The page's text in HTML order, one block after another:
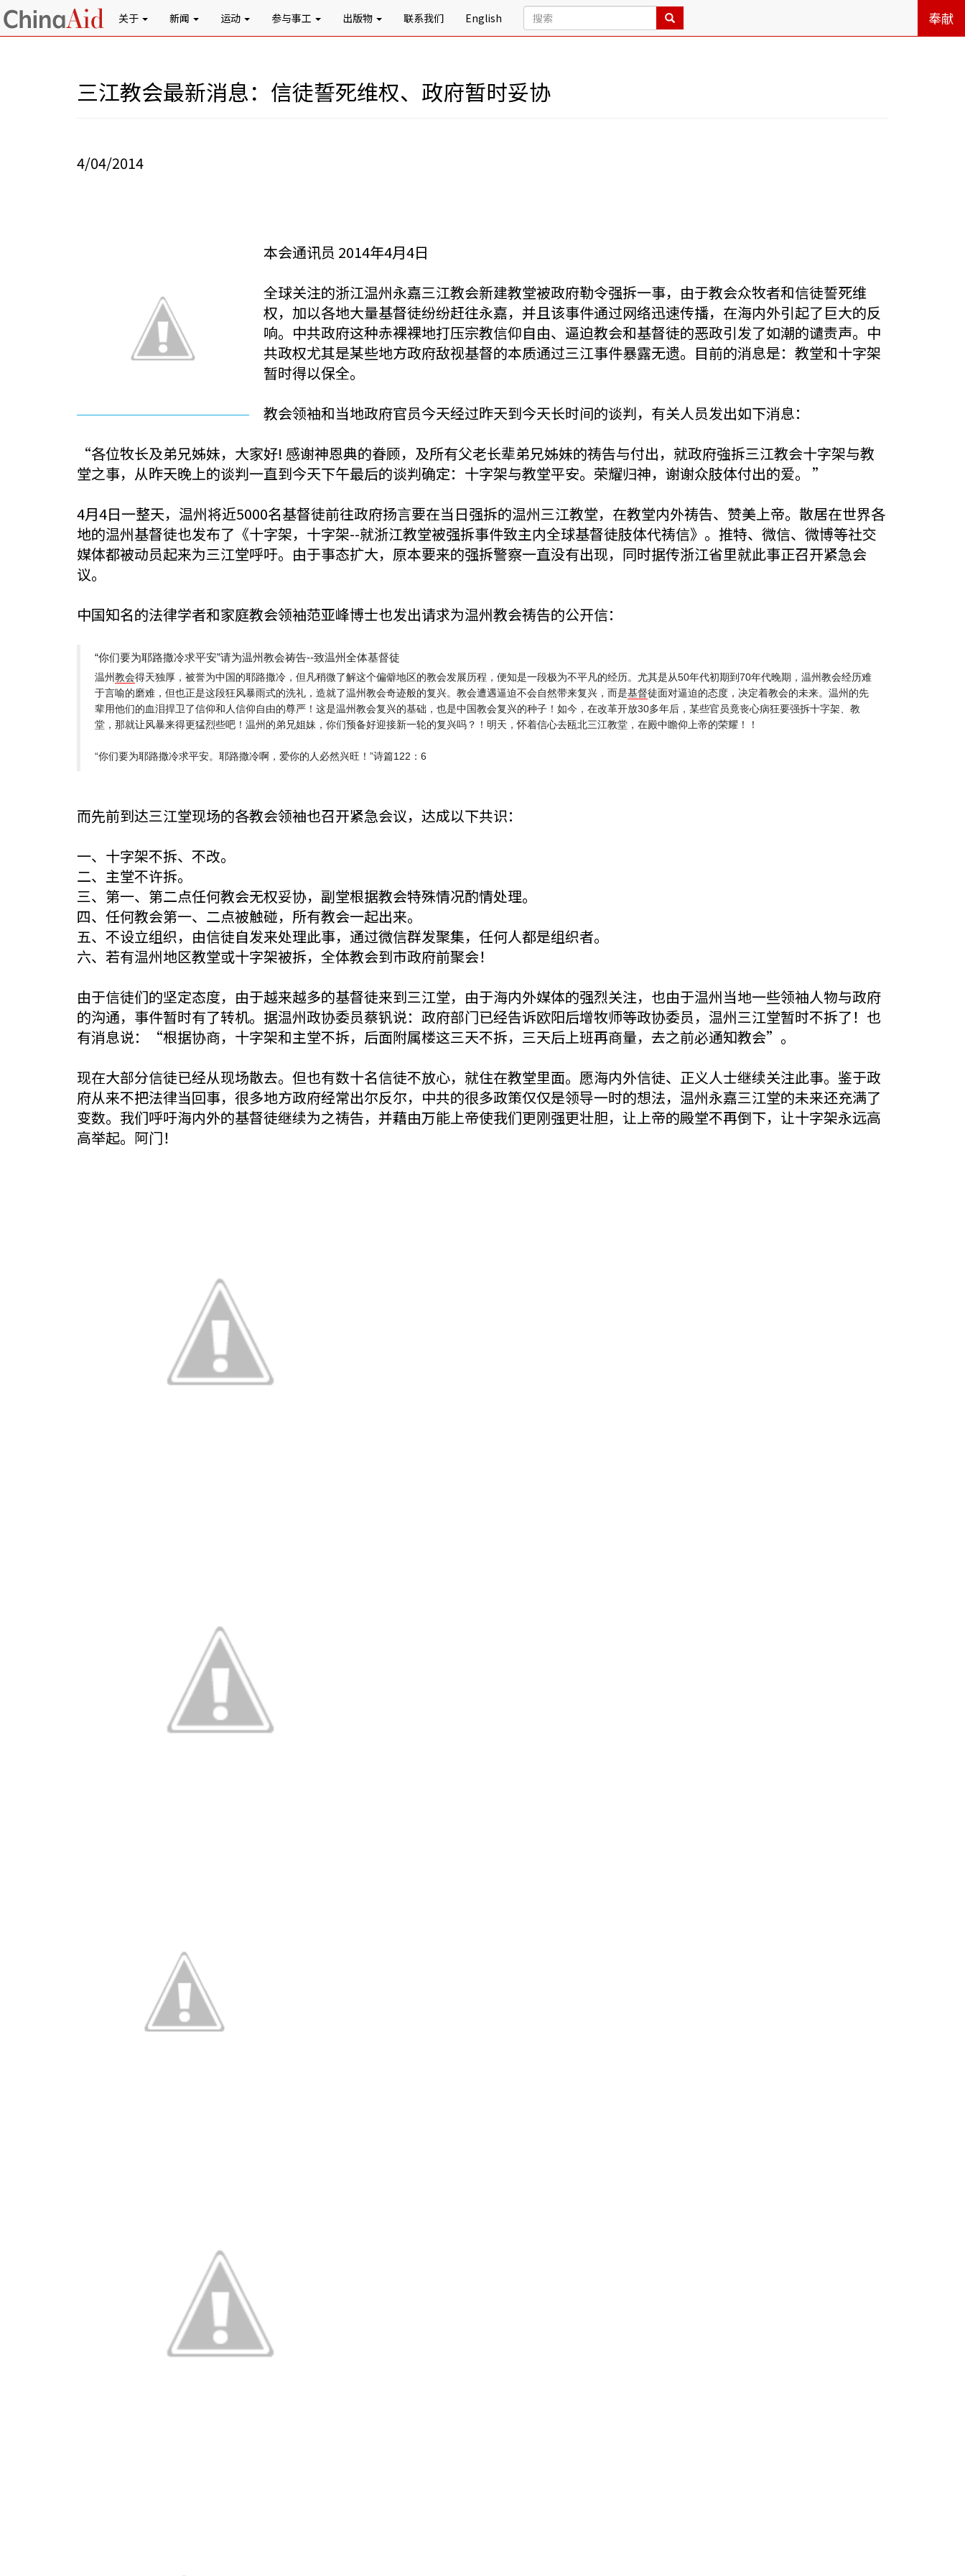
关于 新闻 运动 参与事工 出版物 联系我们 English 奉献
三江教会最新消息：信徒誓死维权、政府暂时妥协
4/04/2014
本会通讯员 2014年4月4日
全球关注的浙江温州永嘉三江教会新建教堂被政府勒令强拆一事，由于教会众牧者和信徒誓死维
权，加以各地大量基督徒纷纷赶往永嘉，并且该事件通过网络迅速传播，在海内外引起了巨大的反
响。中共政府这种赤裸裸地打压宗教信仰自由、逼迫教会和基督徒的恶政引发了如潮的谴责声。中
共政权尤其是某些地方政府敌视基督的本质通过三江事件暴露无遗。目前的消息是：教堂和十字架
暂时得以保全。
教会领袖和当地政府官员今天经过昨天到今天长时间的谈判，有关人员发出如下消息：
“各位牧长及弟兄姊妹，大家好! 感谢神恩典的眷顾，及所有父老长辈弟兄姊妹的祷告与付出，就政府強拆三江教会十字架与教
堂之事，从昨天晚上的谈判一直到今天下午最后的谈判确定：十字架与教堂平安。荣耀归神，谢谢众肢体付出的爱。 ”
4月4日一整天，温州将近5000名基督徒前往政府扬言要在当日强拆的温州三江教堂，在教堂内外祷告、赞美上帝。散居在世界各
地的温州基督徒也发布了《十字架，十字架--就浙江教堂被强拆事件致主内全球基督徒肢体代祷信》。推特、微信、微博等社交
媒体都被动员起来为三江堂呼吁。由于事态扩大，原本要来的强拆警察一直没有出现，同时据传浙江省里就此事正召开紧急会
议。
中国知名的法律学者和家庭教会领袖范亚峰博士也发出请求为温州教会祷告的公开信：
“你们要为耶路撒冷求平安”请为温州教会祷告--致温州全体基督徒
温州教会得天独厚，被誉为中国的耶路撒冷， 但凡稍微了解这个偏僻地区的教会发展历程， 便知是一段极为不平凡的经历。 尤其是从50年代初期到70年代晚期， 温州教会经历难
于言喻的磨难，但也正是这段狂风暴雨式的洗礼， 造就了温州教会奇迹般的复兴。教会遭遇逼迫不会自然带来复兴， 而是基督徒面对逼迫的态度，决定着教会的未来。 温州的先
辈用他们的血泪捍卫了信仰和人信仰自由的尊严！ 这是温州教会复兴的基础，也是中国教会复兴的种子！如今， 在改革开放30多年后，某些官员竟丧心病狂要强拆十字架、教
堂， 那就让风暴来得更猛烈些吧！温州的弟兄姐妹， 你们预备好迎接新一轮的复兴吗？！明天，怀着信心去瓯北三江教堂，在殿中瞻仰上帝的荣耀！！
“你们要为耶路撒冷求平安。耶路撒冷啊，爱你的人必然兴旺！”诗篇122：6
而先前到达三江堂现场的各教会领袖也召开紧急会议，达成以下共识：
一、十字架不拆、不改。
二、主堂不许拆。
三、第一、第二点任何教会无权妥协，副堂根据教会特殊情况酌情处理。
四、任何教会第一、二点被触碰，所有教会一起出来。
五、不设立组织，由信徒自发来处理此事，通过微信群发聚集，任何人都是组织者。
六、若有温州地区教堂或十字架被拆，全体教会到市政府前聚会！
由于信徒们的坚定态度，由于越来越多的基督徒来到三江堂，由于海内外媒体的强烈关注，也由于温州当地一些领袖人物与政府
的沟通，事件暂时有了转机。据温州政协委员蔡钒说：政府部门已经告诉欧阳后增牧师等政协委员，温州三江堂暂时不拆了！也
有消息说：“根据协商，十字架和主堂不拆，后面附属楼这三天不拆，三天后上班再商量，去之前必通知教会”。
现在大部分信徒已经从现场散去。但也有数十名信徒不放心，就住在教堂里面。愿海内外信徒、正义人士继续关注此事。鉴于政
府从来不把法律当回事，很多地方政府经常出尔反尔，中共的很多政策仅仅是领导一时的想法，温州永嘉三江堂的未来还充满了
变数。我们呼吁海内外的基督徒继续为之祷告，并藉由万能上帝使我们更刚强更壮胆，让上帝的殿堂不再倒下，让十字架永远高
高举起。阿门！